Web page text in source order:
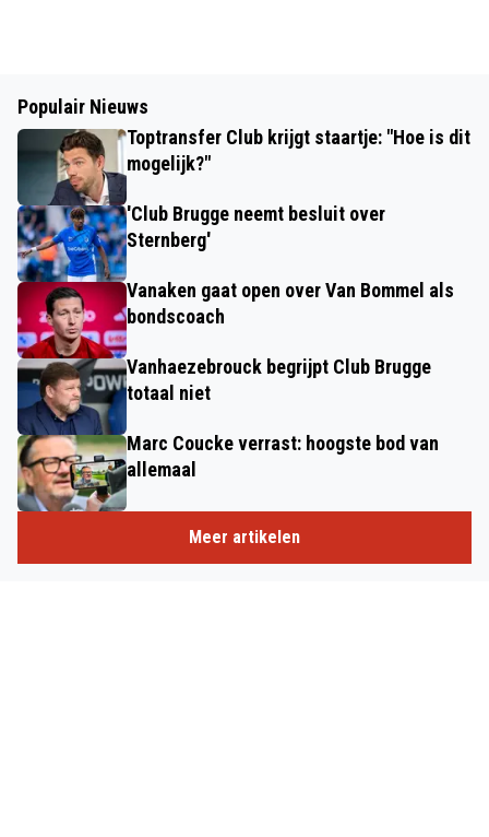
Populair Nieuws
Toptransfer Club krijgt staartje: "Hoe is dit
mogelijk?"
'Club Brugge neemt besluit over
Sternberg'
Vanaken gaat open over Van Bommel als
bondscoach
Vanhaezebrouck begrijpt Club Brugge
totaal niet
Marc Coucke verrast: hoogste bod van
allemaal
Meer artikelen